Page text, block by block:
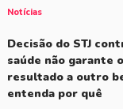
Notícias
Decisão do STJ
saúde não garante
resultado a outro
entenda por quê